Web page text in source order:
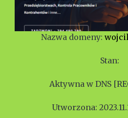
Nazwa domeny:
Stan:
Aktywna w DNS
Utworzona: